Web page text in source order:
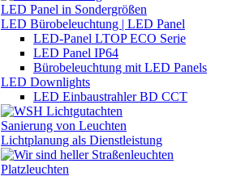
LED Panel in Sondergrößen
LED Bürobeleuchtung | LED Panel
LED-Panel LTOP ECO Serie
LED Panel IP64
Bürobeleuchtung mit LED Panels
LED Downlights
LED Einbaustrahler BD CCT
Sanierung von Leuchten
Lichtplanung als Dienstleistung